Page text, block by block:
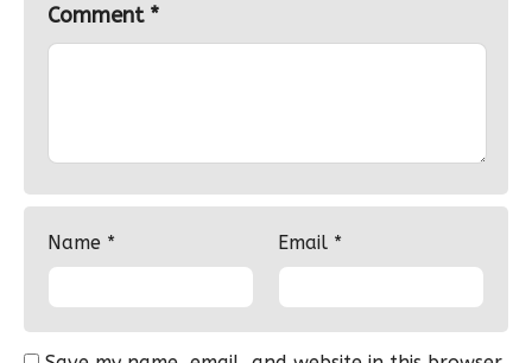
Comment *
Name * Email *